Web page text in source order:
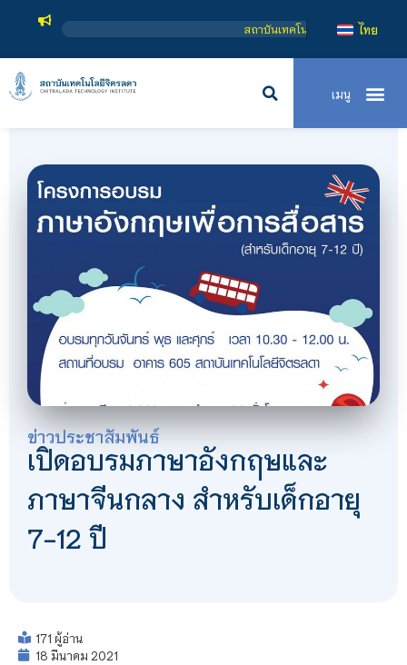
สถาบันเทคโนโลยีจิตรลดา เป็นสถาบันอุดมศึกษาใน
ไทย
ข่าวประชาสัมพันธ์
เปิดอบรมภาษาอังกฤษและ
ภาษาจีนกลาง สำหรับเด็กอายุ
7-12 ปี
171 ผู้อ่าน
18 มีนาคม 2021